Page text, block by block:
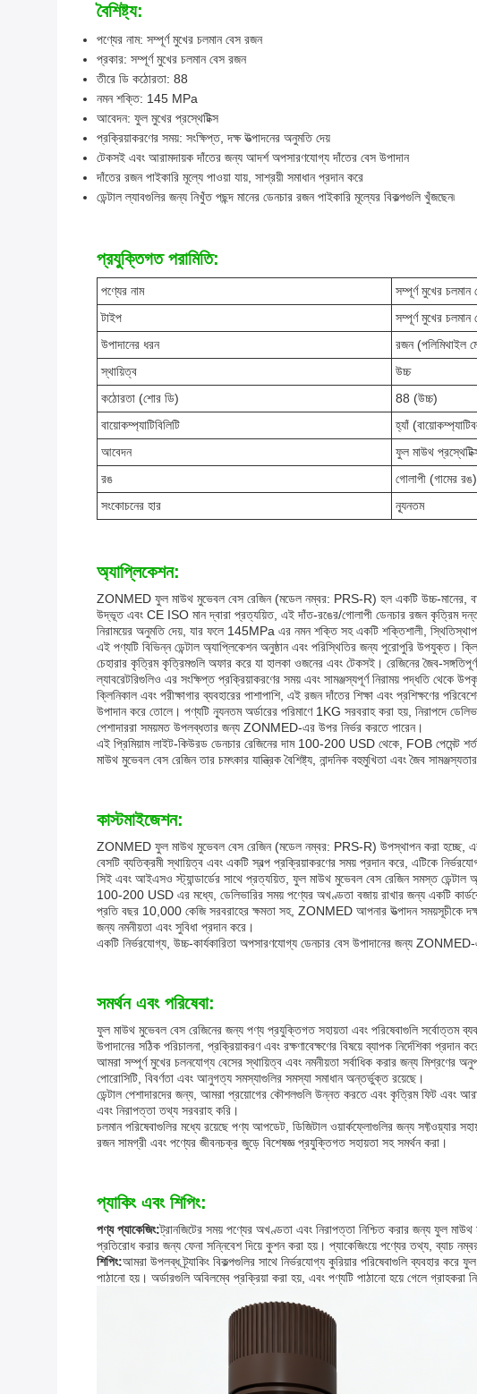
বৈশিষ্ট্য:
পণ্যের নাম: সম্পূর্ণ মুখের চলমান বেস রজন
প্রকার: সম্পূর্ণ মুখের চলমান বেস রজন
তীরে ডি কঠোরতা: 88
নমন শক্তি: 145 MPa
আবেদন: ফুল মুখের প্রস্থেটিক্স
প্রক্রিয়াকরণের সময়: সংক্ষিপ্ত, দক্ষ উত্পাদনের অনুমতি দেয়
টেকসই এবং আরামদায়ক দাঁতের জন্য আদর্শ অপসারণযোগ্য দাঁতের বেস উপাদান
দাঁতের রজন পাইকারি মূল্যে পাওয়া যায়, সাশ্রয়ী সমাধান প্রদান করে
ডেন্টাল ল্যাবগুলির জন্য নিখুঁত পছন্দ মানের ডেনচার রজন পাইকারি মূল্যের বিকল্পগুলি খুঁজছেন৷
প্রযুক্তিগত পরামিতি:
পণ্যের নাম
সম্পূর্ণ মুখের
টাইপ
সম্পূর্ণ মুখের
উপাদানের ধরন
রজন (পলিমিথাইল
স্থায়িত্ব
উচ্চ
কঠোরতা (শোর ডি)
88 (উচ্চ)
বায়োকম্প্যাটিবিলিটি
হ্যাঁ
আবেদন
ফুল মাউথ
রঙ
গোলাপী (গামের রঙ)
সংকোচনের হার
ন্যূনতম
অ্যাপ্লিকেশন:
ZONMED ফুল মাউথ মুভেবল বেস রেজিন (মডেল নম্বর: PRS-R) হল একটি উচ্চ-মানের,
উদ্ভূত এবং CE ISO মান দ্বারা প্রত্যয়িত, এই দাঁত-রঙের/গোলাপী ডেনচার রজন কৃত্রিম
নিরাময়ের অনুমতি দেয়, যার ফলে 145MPa এর নমন শক্তি সহ একটি শক্তিশালী,
এই পণ্যটি বিভিন্ন ডেন্টাল অ্যাপ্লিকেশন অনুষ্ঠান এবং পরিস্থিতির জন্য পুরোপুরি উপযুক্ত।
চেহারার কৃত্রিম কৃত্রিমগুলি অফার করে যা হালকা ওজনের এবং টেকসই। রেজিনের জৈব-
ল্যাবরেটরিগুলিও এর সংক্ষিপ্ত প্রক্রিয়াকরণের সময় এবং সামঞ্জস্যপূর্ণ নিরাময় পদ্ধতি থেকে
ক্লিনিকাল এবং পরীক্ষাগার ব্যবহারের পাশাপাশি, এই রজন দাঁতের শিক্ষা এবং প্রশিক্ষণের
উপাদান করে তোলে। পণ্যটি ন্যূনতম অর্ডারের পরিমাণে 1KG সরবরাহ করা হয়, নিরাপদে
পেশাদাররা সময়মত উপলব্ধতার জন্য ZONMED-এর উপর নির্ভর করতে পারেন।
এই প্রিমিয়াম লাইট-কিউরড ডেনচার রেজিনের দাম 100-200 USD থেকে, FOB পেমেন্ট
মাউথ মুভেবল বেস রেজিন তার চমৎকার যান্ত্রিক বৈশিষ্ট্য, নান্দনিক বহুমুখিতা এবং জৈব
কাস্টমাইজেশন:
ZONMED ফুল মাউথ মুভেবল বেস রেজিন (মডেল নম্বর: PRS-R) উপস্থাপন করা হচ্ছে, একটি
বেসটি ব্যতিক্রমী স্থায়িত্ব এবং একটি স্বল্প প্রক্রিয়াকরণের সময় প্রদান করে, এটিকে
সিই এবং আইএসও স্ট্যান্ডার্ডের সাথে প্রত্যয়িত, ফুল মাউথ মুভেবল বেস রেজিন সমস্ত
100-200 USD এর মধ্যে, ডেলিভারির সময় পণ্যের অখণ্ডতা বজায় রাখার জন্য একটি
প্রতি বছর 10,000 কেজি সরবরাহের ক্ষমতা সহ, ZONMED আপনার উত্পাদন সময়সূচীকে
জন্য নমনীয়তা এবং সুবিধা প্রদান করে।
একটি নির্ভরযোগ্য, উচ্চ-কার্যকারিতা অপসারণযোগ্য ডেনচার বেস উপাদানের জন্য ZONMED-
সমর্থন এবং পরিষেবা:
ফুল মাউথ মুভেবল বেস রেজিনের জন্য পণ্য প্রযুক্তিগত সহায়তা এবং পরিষেবাগুলি সর্বোত্তম
উপাদানের সঠিক পরিচালনা, প্রক্রিয়াকরণ এবং রক্ষণাবেক্ষণের বিষয়ে ব্যাপক নির্দেশিকা প্রদান
আমরা সম্পূর্ণ মুখের চলনযোগ্য বেসের স্থায়িত্ব এবং নমনীয়তা সর্বাধিক করার জন্য মিশ্রণের
পোরোসিটি, বিবর্ণতা এবং আনুগত্য সমস্যাগুলির সমস্যা সমাধান অন্তর্ভুক্ত রয়েছে।
ডেন্টাল পেশাদারদের জন্য, আমরা প্রয়োগের কৌশলগুলি উন্নত করতে এবং কৃত্রিম ফিট এবং
এবং নিরাপত্তা তথ্য সরবরাহ করি।
চলমান পরিষেবাগুলির মধ্যে রয়েছে পণ্য আপডেট, ডিজিটাল ওয়ার্কফ্লোগুলির জন্য সফ্টওয়্যার
রজন সামগ্রী এবং পণ্যের জীবনচক্র জুড়ে বিশেষজ্ঞ প্রযুক্তিগত সহায়তা সহ সমর্থন করা।
প্যাকিং এবং শিপিং:
পণ্য প্যাকেজিং:ট্রানজিটের সময় পণ্যের অখণ্ডতা এবং নিরাপত্তা নিশ্চিত করার জন্য ফুল
প্রতিরোধ করার জন্য ফেনা সন্নিবেশ দিয়ে কুশন করা হয়। প্যাকেজিংয়ে পণ্যের তথ্য, ব্যাচ
শিপিং:আমরা উপলব্ধ ট্র্যাকিং বিকল্পগুলির সাথে নির্ভরযোগ্য কুরিয়ার পরিষেবাগুলি ব্যবহার
পাঠানো হয়। অর্ডারগুলি অবিলম্বে প্রক্রিয়া করা হয়, এবং পণ্যটি পাঠানো হয়ে গেলে